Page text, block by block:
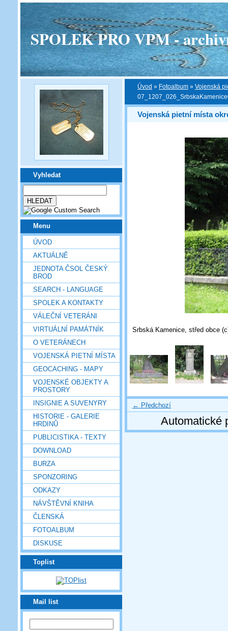
SPOLEK PRO VPM -
Vyhledat
Menu
ÚVOD
AKTUÁLNĚ
JEDNOTA ČSOL ČESKÝ
BROD
SEARCH - LANGUAGE
SPOLEK A KONTAKTY
VÁLEČNÍ VETERÁNI
VIRTUÁLNÍ PAMÁTNÍK
O VETERÁNECH
VOJENSKÁ PIETNÍ MÍSTA
GEOCACHING - MAPY
VOJENSKÉ OBJEKTY A
PROSTORY
INSIGNIE A SUVENYRY
HISTORIE - GALERIE
HRDINŮ
PUBLICISTIKA - TEXTY
DOWNLOAD
BURZA
SPONZORING
ODKAZY
NÁVŠTĚVNÍ KNIHA
ČLENSKÁ
FOTOALBUM
DISKUSE
Toplist
Mail list
Úvod » Fotoalbum » Vojenská
Vojenská pietní místa
Srbská Kamenice, střed obce
← Předchozí
Automatické